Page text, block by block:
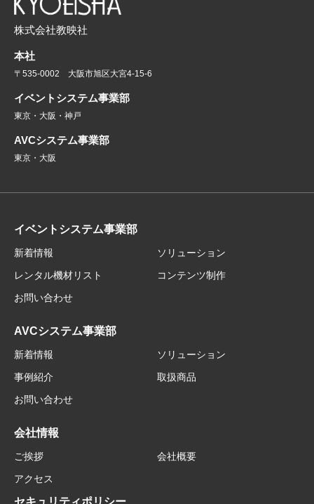
株式会社教映社
本社
〒535-0002 大阪市旭区大宮4-15-6
イベントシステム事業部
東京・大阪・神戸
AVCシステム事業部
東京・大阪
イベントシステム事業部
新着情報
ソリューション
レンタル機材リスト
コンテンツ制作
お問い合わせ
AVCシステム事業部
新着情報
ソリューション
事例紹介
取扱商品
お問い合わせ
会社情報
ご挨拶
会社概要
アクセス
セキュリティポリシー